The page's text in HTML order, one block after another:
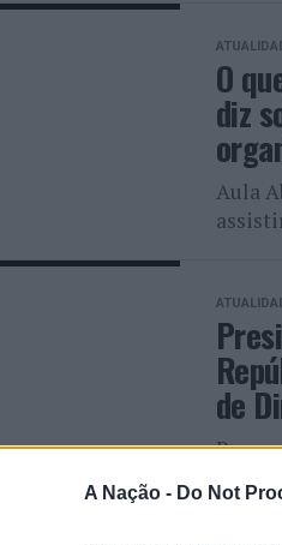
A Nação - Do Not
O
diz
Aula
de
Para